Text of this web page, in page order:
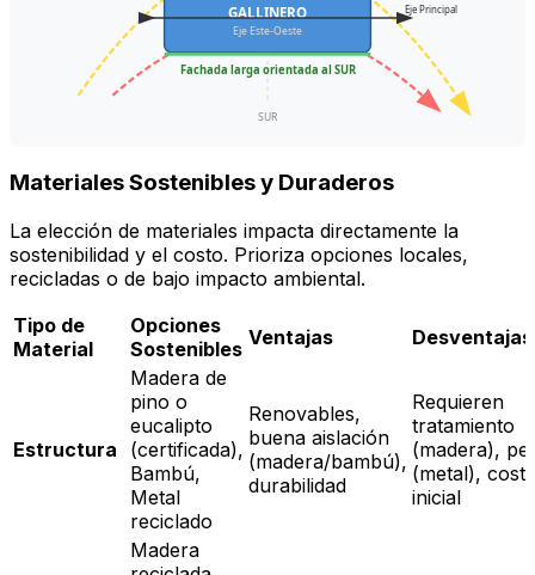
SUR
GALLINERO
Eje Este-Oeste
Fachada larga orientada al SUR
Eje Principal
Materiales Sostenibles y Duraderos
La elección de materiales impacta directamente la
sostenibilidad y el costo. Prioriza opciones locales,
recicladas o de bajo impacto ambiental.
Tipo de
Material
Opciones
Sostenibles Ventajas Desventajas
Estructura
Madera de
pino o
eucalipto
(certificada),
Bambú,
Metal
reciclado
Renovables,
buena aislación
(madera/bambú),
durabilidad
Requieren
tratamiento
(madera),
(metal),
inicial
Madera